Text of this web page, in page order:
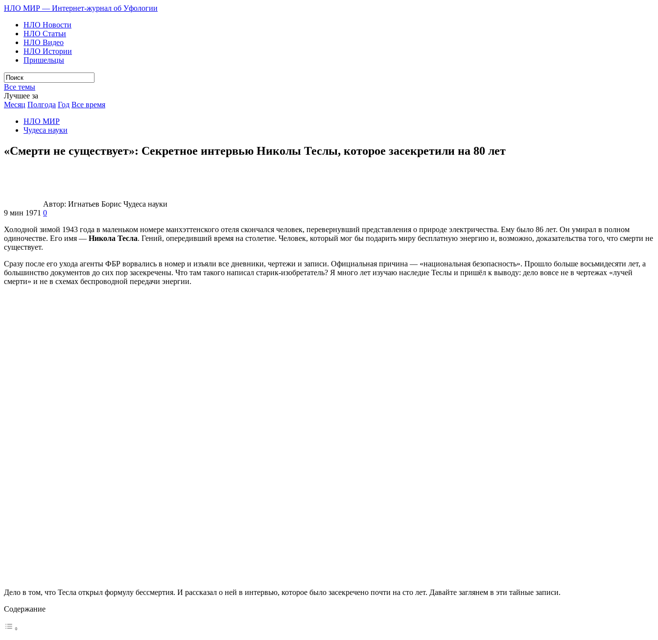
НЛО МИР — Интернет-журнал об Уфологии
НЛО Новости
НЛО Статьи
НЛО Видео
НЛО Истории
Пришельцы
Все темы
Лучшее за
Месяц Полгода Год Все время
НЛО МИР
Чудеса науки
«Смерти не существует»: Секретное интервью Николы Теслы, которое засекретили на 80 лет
Автор: Игнатьев Борис Чудеса науки
9 мин 1971 0
Холодной зимой 1943 года в маленьком номере манхэттенского отеля скончался человек, перевернувший представления о природе электричества. Ему было 86 лет. Он умирал в полном
одиночестве. Его имя — Никола Тесла. Гений, опередивший время на столетие. Человек, который мог бы подарить миру бесплатную энергию и, возможно, доказательства того, что смерти не
существует.
Сразу после его ухода агенты ФБР ворвались в номер и изъяли все дневники, чертежи и записи. Официальная причина — «национальная безопасность». Прошло больше восьмидесяти лет, а
большинство документов до сих пор засекречены. Что там такого написал старик-изобретатель? Я много лет изучаю наследие Теслы и пришёл к выводу: дело вовсе не в чертежах «лучей
смерти» и не в схемах беспроводной передачи энергии.
Дело в том, что Тесла открыл формулу бессмертия. И рассказал о ней в интервью, которое было засекречено почти на сто лет. Давайте заглянем в эти тайные записи.
Содержание